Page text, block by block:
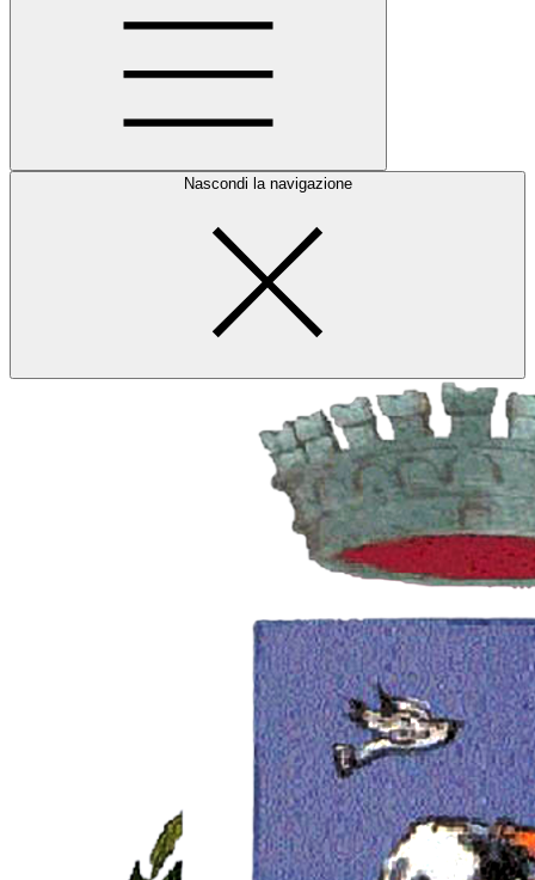
Nascondi la navigazione